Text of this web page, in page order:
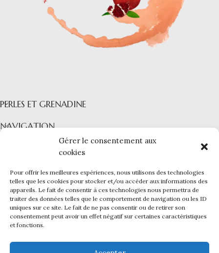
Gérer le consentement aux
cookies
Pour offrir les meilleures expériences, nous utilisons des technologies
telles que les cookies pour stocker et/ou accéder aux informations des
appareils. Le fait de consentir à ces technologies nous permettra de
traiter des données telles que le comportement de navigation ou les ID
uniques sur ce site. Le fait de ne pas consentir ou de retirer son
consentement peut avoir un effet négatif sur certaines caractéristiques
et fonctions.
PERLES ET GRENADINE
NAVIGATION
INFORMATIONS
PERLES ET GRENADINE|Mentions légales -CGV -CGU -
Confidentialité -Cookies
Ce site a été financé par l’Union Européenne dans le cadre du
programme FEDER-FSE+ Réunion dont l’Autorité de gestion est la
Région Réunion. L’Europe s’engage à La Réunion avec le fonds